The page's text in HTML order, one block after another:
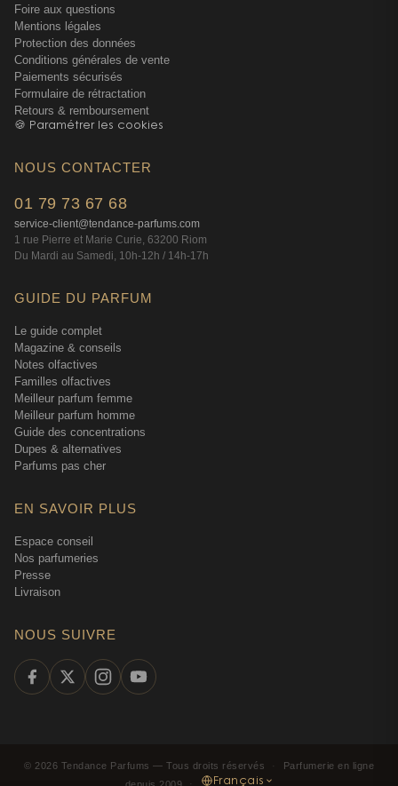
Foire aux questions
Mentions légales
Protection des données
Conditions générales de vente
Paiements sécurisés
Formulaire de rétractation
Retours & remboursement
🍪 Paramétrer les cookies
NOUS CONTACTER
01 79 73 67 68
service-client@tendance-parfums.com
1 rue Pierre et Marie Curie, 63200 Riom
Du Mardi au Samedi, 10h-12h / 14h-17h
GUIDE DU PARFUM
Le guide complet
Magazine & conseils
Notes olfactives
Familles olfactives
Meilleur parfum femme
Meilleur parfum homme
Guide des concentrations
Dupes & alternatives
Parfums pas cher
EN SAVOIR PLUS
Espace conseil
Nos parfumeries
Presse
Livraison
NOUS SUIVRE
© 2026 Tendance Parfums — Tous droits réservés ·
Parfumerie en ligne
depuis 2009
· Français